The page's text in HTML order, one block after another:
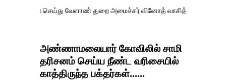
வேளாண் துறை அமைச்சர் வினோத் வாசித்து வருகிறார். �.
அண்ணாமலையார் கோவிலில் சாமி
தரிசனம் செய்ய நீண்ட வரிசையில்
காத்திருந்த பக்தர்கள்......